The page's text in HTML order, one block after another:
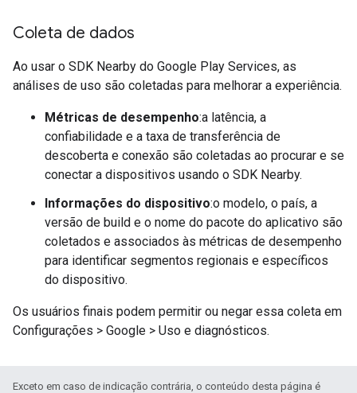
Coleta de dados
Ao usar o SDK Nearby do Google Play Services, as
análises de uso são coletadas para melhorar a experiência.
Métricas de desempenho:a latência, a
confiabilidade e a taxa de transferência de
descoberta e conexão são coletadas ao procurar e se
conectar a dispositivos usando o SDK Nearby.
Informações do dispositivo:o modelo, o país, a
versão de build e o nome do pacote do aplicativo são
coletados e associados às métricas de desempenho
para identificar segmentos regionais e específicos
do dispositivo.
Os usuários finais podem permitir ou negar essa coleta em
Configurações > Google > Uso e diagnósticos.
Exceto em caso de indicação contrária, o conteúdo desta página é